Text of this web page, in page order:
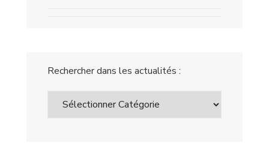
Rechercher dans les actualités :